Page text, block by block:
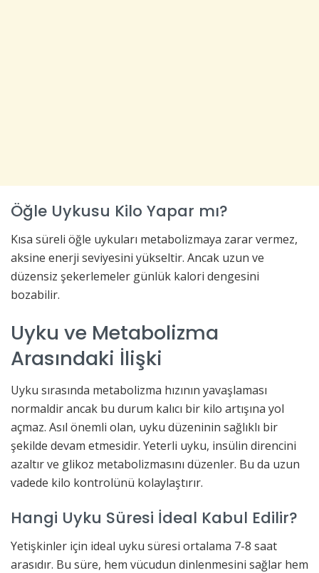
Öğle Uykusu Kilo Yapar mı?
Kısa süreli öğle uykuları metabolizmaya zarar vermez,
aksine enerji seviyesini yükseltir. Ancak uzun ve
düzensiz şekerlemeler günlük kalori dengesini
bozabilir.
Uyku ve Metabolizma
Arasındaki İlişki
Uyku sırasında metabolizma hızının yavaşlaması
normaldir ancak bu durum kalıcı bir kilo artışına yol
açmaz. Asıl önemli olan, uyku düzeninin sağlıklı bir
şekilde devam etmesidir. Yeterli uyku, insülin direncini
azaltır ve glikoz metabolizmasını düzenler. Bu da uzun
vadede kilo kontrolünü kolaylaştırır.
Hangi Uyku Süresi İdeal Kabul Edilir?
Yetişkinler için ideal uyku süresi ortalama 7-8 saat
arasıdır. Bu süre, hem vücudun dinlenmesini sağlar hem